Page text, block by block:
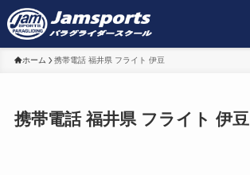
ホーム 携帯電話 福井県 フライト 伊豆
携帯電話 福井県 フライト 伊豆